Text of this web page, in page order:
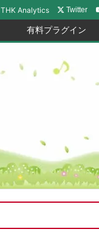
有料プラグイン
THK Analytics Twitter